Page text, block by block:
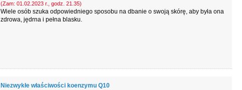
(Zam: 01.02.2023 r., godz. 21.35)
Wiele osób szuka odpowiedniego sposobu na dbanie o swoją skórę, aby była ona
zdrowa, jędrna i pełna blasku.
Niezwykłe właściwości koenzymu Q10